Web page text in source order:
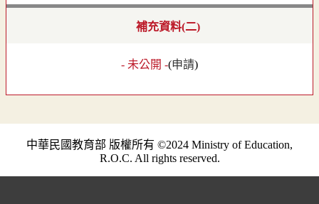
補充資料(二)
- 未公開 -(申請)
中華民國教育部 版權所有 ©2024 Ministry of Education,
R.O.C. All rights reserved.